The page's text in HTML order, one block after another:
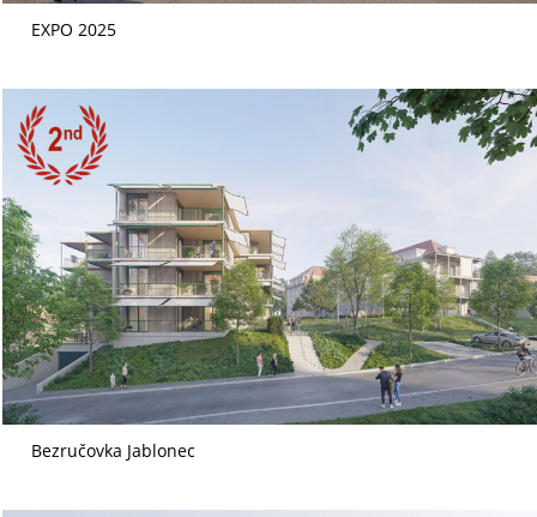
EXPO 2025
Bezručovka Jablonec